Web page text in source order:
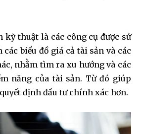
kỹ thuật là các công cụ được sử
biểu đồ giá cả tài sản và các
nhằm tìm ra xu hướng và các
năng của tài sản. Từ đó giúp
định đầu tư chính xác hơn.